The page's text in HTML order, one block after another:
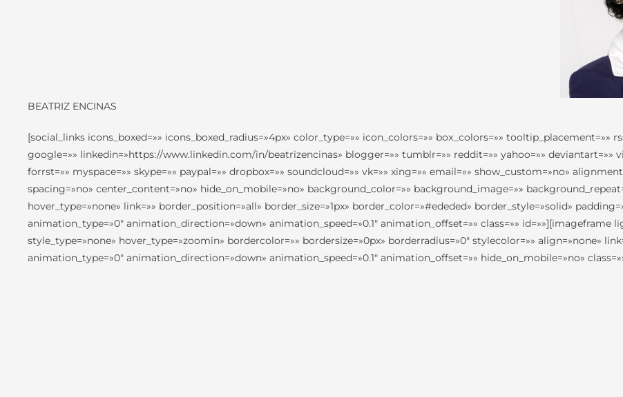
BEATRIZ ENCINAS
[social_links icons_boxed=»» icons_boxed_radius=»4px» color_type=»» icon_colors=»» box_colors=»» tooltip_placement=»»
google=»» linkedin=»https://www.linkedin.com/in/beatrizencinas» blogger=»» tumblr=»» reddit=»» yahoo=»» deviantart=»»
forrst=»» myspace=»» skype=»» paypal=»» dropbox=»» soundcloud=»» vk=»» xing=»» email=»» show_custom=»no»
spacing=»no» center_content=»no» hide_on_mobile=»no» background_color=»» background_image=»»
hover_type=»none» link=»» border_position=»all» border_size=»1px» border_color=»#ededed» border_style=»solid»
animation_type=»0″ animation_direction=»down» animation_speed=»0.1″ animation_offset=»» class=»» id=»»][imageframe
style_type=»none» hover_type=»zoomin» bordercolor=»» bordersize=»0px» borderradius=»0″ stylecolor=»» align=»none»
animation_type=»0″ animation_direction=»down» animation_speed=»0.1″ animation_offset=»» hide_on_mobile=»no»